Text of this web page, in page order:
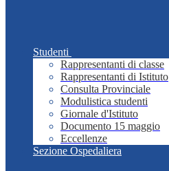
Studenti
Rappresentanti di classe
Rappresentanti di Istituto
Consulta Provinciale
Modulistica studenti
Giornale d'Istituto
Documento 15 maggio
Eccellenze
Sezione Ospedaliera